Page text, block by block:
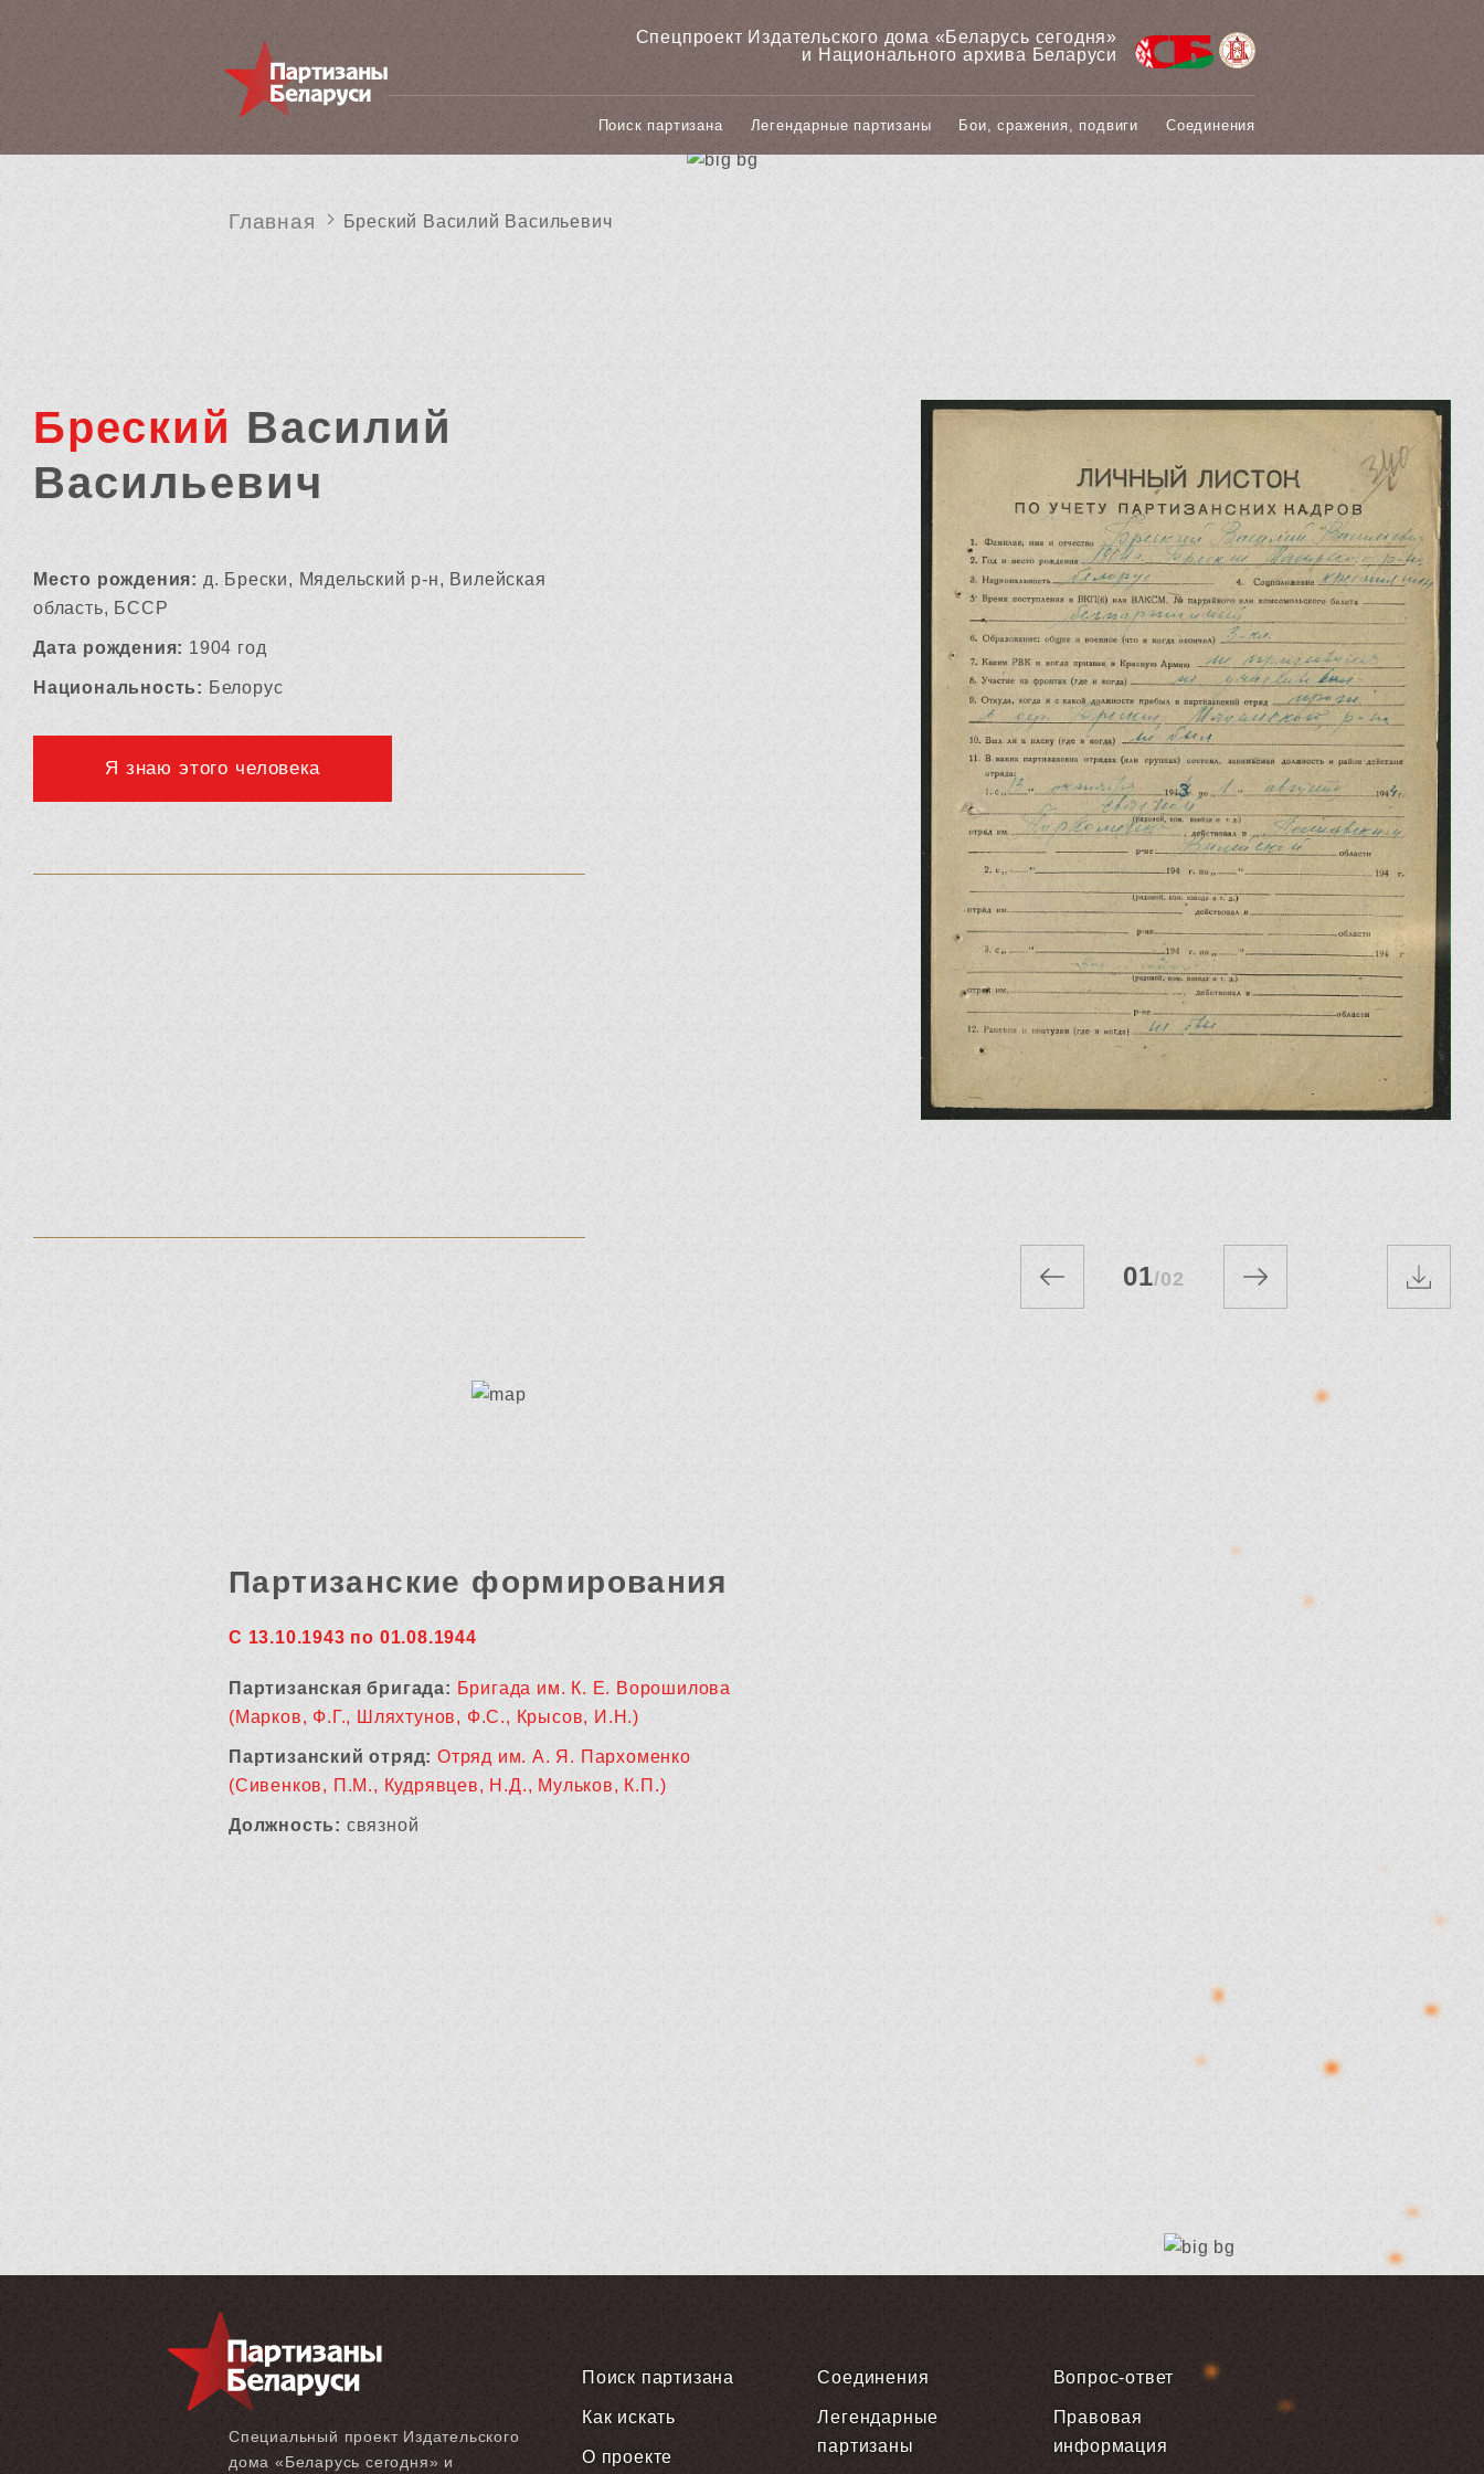
Спецпроект Издательского дома «‎Беларусь сегодня»
и Национального архива Беларуси
Поиск партизана Легендарные партизаны Бои, сражения, подвиги Соединения
Главная Бреский Василий Васильевич
Бреский Василий
Васильевич
Место рождения: д. Брески, Мядельский р-н, Вилейская
область, БССР
Дата рождения: 1904 год
Национальность: Белорус
Я знаю этого человека
01/02
Партизанские формирования
С 13.10.1943 по 01.08.1944
Партизанская бригада: Бригада им. К. Е. Ворошилова
(Марков, Ф.Г., Шляхтунов, Ф.С., Крысов, И.Н.)
Партизанский отряд: Отряд им. А. Я. Пархоменко
(Сивенков, П.М., Кудрявцев, Н.Д., Мульков, К.П.)
Должность: связной
Специальный проект Издательского
дома «‎Беларусь сегодня» и
Поиск партизана
Как искать
О проекте
Соединения
Легендарные
партизаны
Вопрос-ответ
Правовая
информация